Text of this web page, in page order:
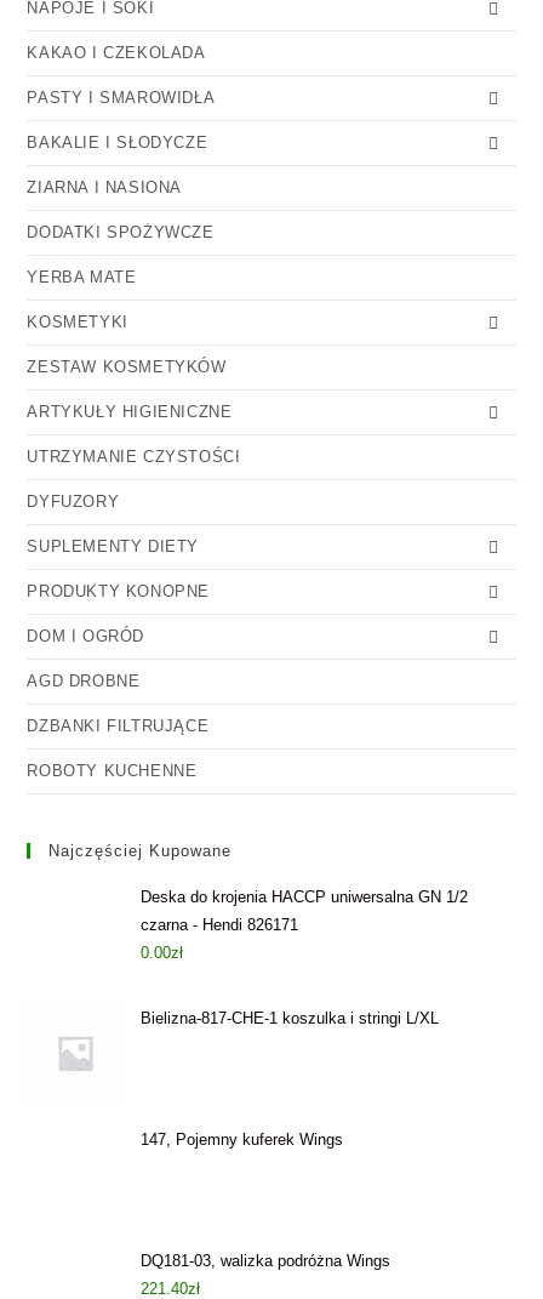
NAPOJE I SOKI
KAKAO I CZEKOLADA
PASTY I SMAROWIDŁA
BAKALIE I SŁODYCZE
ZIARNA I NASIONA
DODATKI SPOŻYWCZE
YERBA MATE
KOSMETYKI
ZESTAW KOSMETYKÓW
ARTYKUŁY HIGIENICZNE
UTRZYMANIE CZYSTOŚCI
DYFUZORY
SUPLEMENTY DIETY
PRODUKTY KONOPNE
DOM I OGRÓD
AGD DROBNE
DZBANKI FILTRUJĄCE
ROBOTY KUCHENNE
Najczęściej Kupowane
Deska do krojenia HACCP uniwersalna GN 1/2
czarna - Hendi 826171
0.00zł
Bielizna-817-CHE-1 koszulka i stringi L/XL
147, Pojemny kuferek Wings
DQ181-03, walizka podróżna Wings
221.40zł